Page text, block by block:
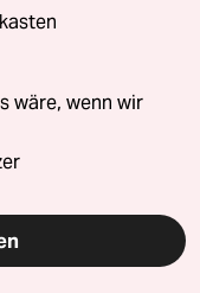
wäre, wenn wir